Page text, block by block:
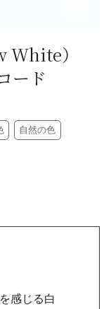
White）
ード
自然の色
感じる白